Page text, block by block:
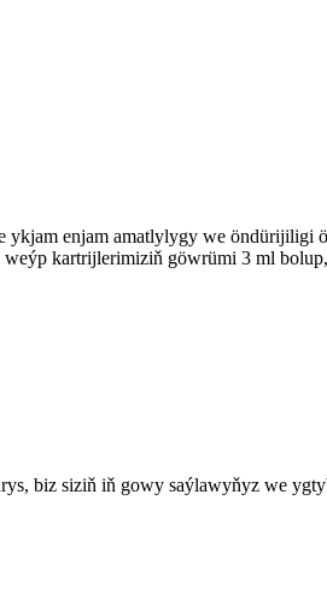
ykjam enjam amatlylygy we öndürijiligi
kartrijlerimiziň göwrümi 3 ml
biz siziň iň gowy saýlawyňyz we